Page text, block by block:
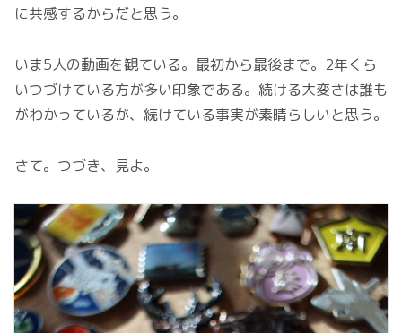
に共感するからだと思う。
いま5人の動画を観ている。最初から最後まで。2年くら
いつづけている方が多い印象である。続ける大変さは誰も
がわかっているが、続けている事実が素晴らしいと思う。
さて。つづき、見よ。